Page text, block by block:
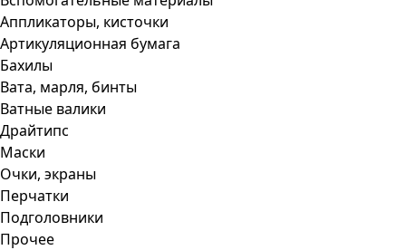
Аппликаторы, кисточки
Артикуляционная бумага
Бахилы
Вата, марля, бинты
Ватные валики
Драйтипс
Маски
Очки, экраны
Перчатки
Подголовники
Прочее